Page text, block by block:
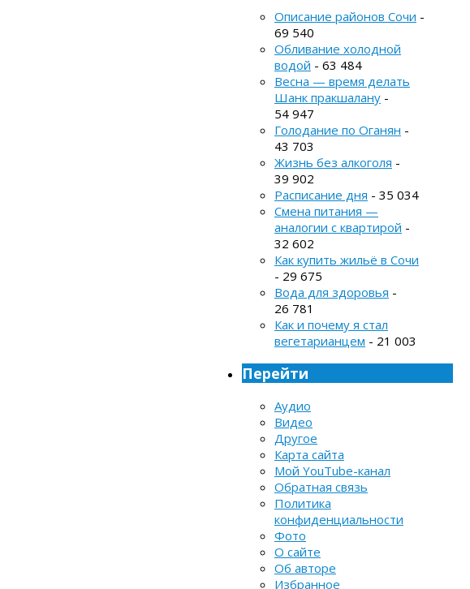
Описание районов Сочи -
69 540
Обливание холодной
водой - 63 484
Весна — время делать
Шанк пракшалану -
54 947
Голодание по Оганян -
43 703
Жизнь без алкоголя -
39 902
Расписание дня - 35 034
Смена питания —
аналогии с квартирой -
32 602
Как купить жильё в Сочи
- 29 675
Вода для здоровья -
26 781
Как и почему я стал
вегетарианцем - 21 003
Перейти
Аудио
Видео
Другое
Карта сайта
Мой YouTube-канал
Обратная связь
Политика
конфиденциальности
Фото
О сайте
Об авторе
Избранное